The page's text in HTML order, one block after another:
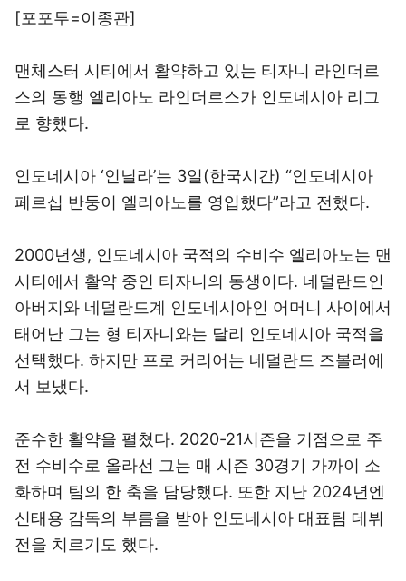
[포포투=이종관]
맨체스터 시티에서 활약하고 있는 티자니 라인더르
스의 동행 엘리아노 라인더르스가 인도네시아 리그
로 향했다.
인도네시아 ‘인닐라’는 3일(한국시간) “인도네시아
페르십 반둥이 엘리아노를 영입했다”라고 전했다.
2000년생, 인도네시아 국적의 수비수 엘리아노는 맨
시티에서 활약 중인 티자니의 동생이다. 네덜란드인
아버지와 네덜란드계 인도네시아인 어머니 사이에서
태어난 그는 형 티자니와는 달리 인도네시아 국적을
선택했다. 하지만 프로 커리어는 네덜란드 즈볼러에
서 보냈다.
준수한 활약을 펼쳤다. 2020-21시즌을 기점으로 주
전 수비수로 올라선 그는 매 시즌 30경기 가까이 소
화하며 팀의 한 축을 담당했다. 또한 지난 2024년엔
신태용 감독의 부름을 받아 인도네시아 대표팀 데뷔
전을 치르기도 했다.